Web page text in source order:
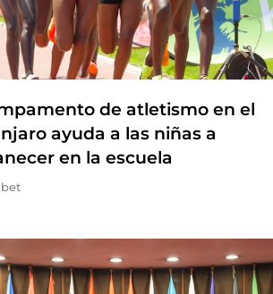
de atletismo en el
ayuda a las niñas a
en la escuela